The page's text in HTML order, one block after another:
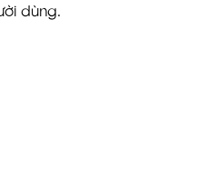
dùng.